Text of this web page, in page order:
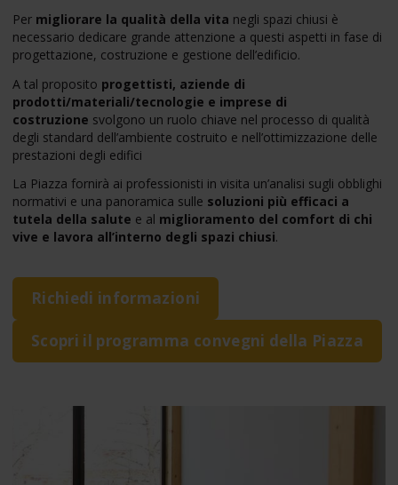
Per migliorare la qualità della vita negli spazi chiusi è
necessario dedicare grande attenzione a questi aspetti in fase di
progettazione, costruzione e gestione dell’edificio.
A tal proposito progettisti, aziende di
prodotti/materiali/tecnologie e imprese di
costruzione svolgono un ruolo chiave nel processo di qualità
degli standard dell’ambiente costruito e nell’ottimizzazione delle
prestazioni degli edifici
La Piazza fornirà ai professionisti in visita un’analisi sugli obblighi
normativi e una panoramica sulle soluzioni più efficaci a
tutela della salute e al miglioramento del comfort di chi
vive e lavora all’interno degli spazi chiusi.
Richiedi informazioni
Scopri il programma convegni della Piazza